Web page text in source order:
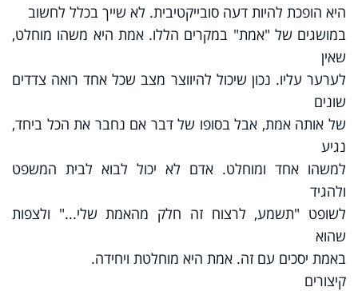
היא הופכת להיות דעה סובייקטיבית. לא שייך בכלל לחשוב
במושגים של "אמת" במקרים הללו. אמת היא משהו מוחלט,
שאין
לערער עליו. נכון שיכול להיווצר מצב שכל אחד רואה צדדים
שונים
של אותה אמת, אבל בסופו של דבר אם נחבר את הכל ביחד,
נגיע
למשהו אחד ומוחלט. אדם לא יכול לבוא לבית המשפט
ולהגיד
לשופט "תשמע, לרצוח זה חלק מהאמת שלי..." ולצפות
שהוא
באמת יסכים עם זה. אמת היא מוחלטת ויחידה.
קיצורים